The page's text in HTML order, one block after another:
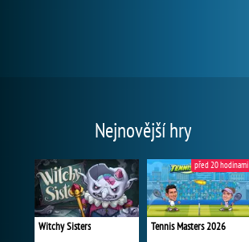
Nejnovější hry
Witchy Sisters Tennis Masters 2026
před 20 hodinami